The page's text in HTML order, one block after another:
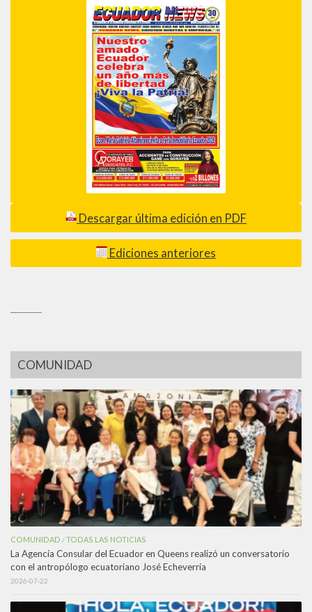
Descargar última edición en PDF
Ediciones anteriores
COMUNIDAD
COMUNIDAD /TODAS LAS NOTICIAS
La Agencia Consular del Ecuador en Queens realizó un conversatorio
con el antropólogo ecuatoriano José Echeverría
2026-07-22